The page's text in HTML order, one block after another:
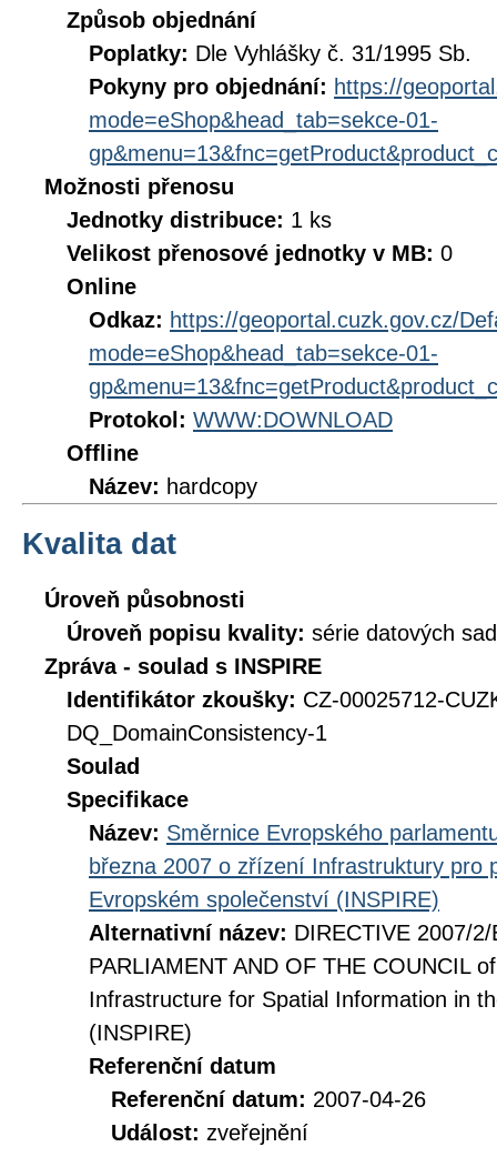
Způsob objednání
Poplatky: Dle Vyhlášky č. 31/1995 Sb.
Pokyny pro objednání: https://
mode=eShop&head_tab=sekce-01-
Možnosti přenosu
Jednotky distribuce: 1 ks
Velikost přenosové jednotky v MB: 0
Online
Odkaz: https://geoportal.cuzk.gov.cz/
mode=eShop&head_tab=sekce-01-
Protokol: WWW:DOWNLOAD
Offline
Název: hardcopy
Kvalita dat
Úroveň působnosti
Úroveň popisu kvality: série datových sad
Zpráva - soulad s INSPIRE
Identifikátor zkoušky: CZ-00025712-
DQ_DomainConsistency-1
Soulad
Specifikace
Název: Směrnice Evropského
března 2007 o zřízení Infrastruktury pro
Evropském společenství (INSPIRE)
Alternativní název: DIRECTIVE 2007/
PARLIAMENT AND OF THE COUNCIL
Infrastructure for Spatial Information in
(INSPIRE)
Referenční datum
Referenční datum: 2007-04-26
Událost: zveřejnění